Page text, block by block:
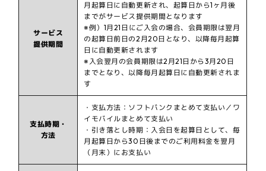
サービス
提供期間
月起算日に自動更新され、起算日から1ヶ月後
までがサービス提供期間となります
※例）1月21日にご入会の場合、会員期限は翌月
の起算日前日の2月20日となり、以降毎月起算
日に自動更新されます
※入会翌月の会員期限は2月21日から3月20日
までとなり、以降毎月起算日に自動更新されま
す
支払時期・
方法
・支払方法：ソフトバンクまとめて支払い／ワ
イモバイルまとめて支払い
・引き落とし時期：入会日を起算日として、毎
月起算日から30日後までのご利用料金を翌月
（月末）にお支払い